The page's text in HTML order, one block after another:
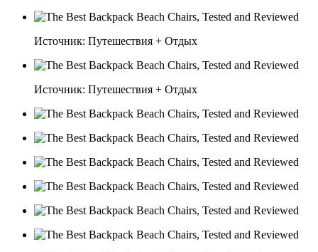
Источник: Путешествия + Отдых
Источник: Путешествия + Отдых